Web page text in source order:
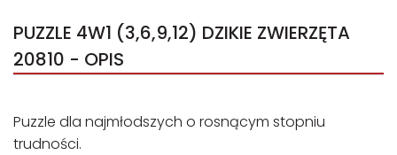
PUZZLE 4W1 (3,6,9,12) DZIKIE ZWIERZĘTA
20810 - OPIS
Puzzle dla najmłodszych o rosnącym stopniu
trudności.